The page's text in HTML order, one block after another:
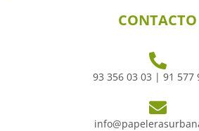
CONTACTO
93 356 03 03 | 91 577